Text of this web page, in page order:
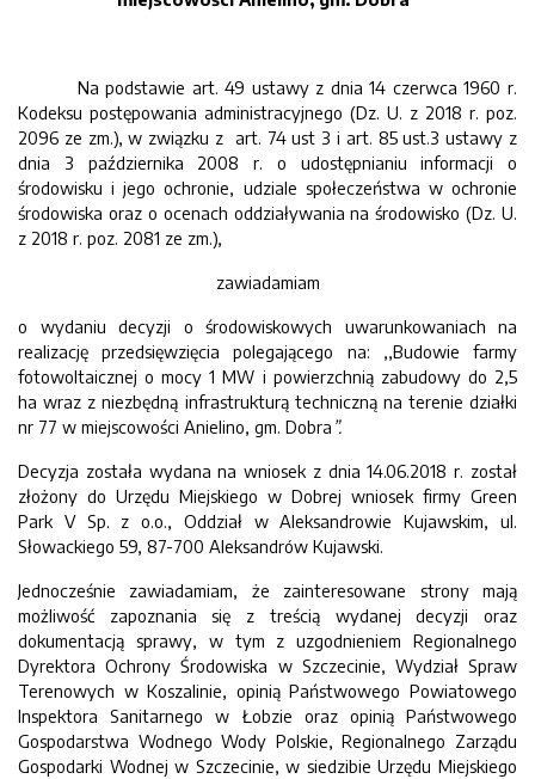
Na podstawie art. 49 ustawy z dnia 14 czerwca 1960 r.
Kodeksu postępowania administracyjnego (Dz. U. z 2018 r. poz.
2096 ze zm.), w związku z art. 74 ust 3 i art. 85 ust.3 ustawy z
dnia 3 października 2008 r. o udostępnianiu informacji o
środowisku i jego ochronie, udziale społeczeństwa w ochronie
środowiska oraz o ocenach oddziaływania na środowisko (Dz. U.
z 2018 r. poz. 2081 ze zm.),
zawiadamiam
o wydaniu decyzji o środowiskowych uwarunkowaniach na
realizację przedsięwzięcia polegającego na: ,,Budowie farmy
fotowoltaicznej o mocy 1 MW i powierzchnią zabudowy do 2,5
ha wraz z niezbędną infrastrukturą techniczną na terenie działki
nr 77 w miejscowości Anielino, gm. Dobra ”.
Decyzja została wydana na wniosek z dnia 14.06.2018 r. został
złożony do Urzędu Miejskiego w Dobrej wniosek firmy Green
Park V Sp. z o.o., Oddział w Aleksandrowie Kujawskim, ul.
Słowackiego 59, 87-700 Aleksandrów Kujawski.
Jednocześnie zawiadamiam, że zainteresowane strony mają
możliwość zapoznania się z treścią wydanej decyzji oraz
dokumentacją sprawy, w tym z uzgodnieniem Regionalnego
Dyrektora Ochrony Środowiska w Szczecinie, Wydział Spraw
Terenowych w Koszalinie, opinią Państwowego Powiatowego
Inspektora Sanitarnego w Łobzie oraz opinią Państwowego
Gospodarstwa Wodnego Wody Polskie, Regionalnego Zarządu
Gospodarki Wodnej w Szczecinie, w siedzibie Urzędu Miejskiego